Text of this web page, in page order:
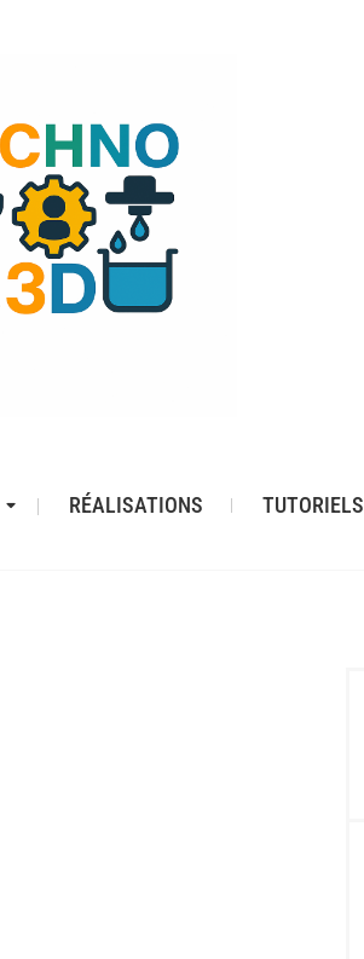
RÉALISATIONS TUTORIELS